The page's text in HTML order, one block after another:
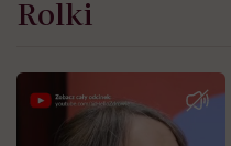
Rolki